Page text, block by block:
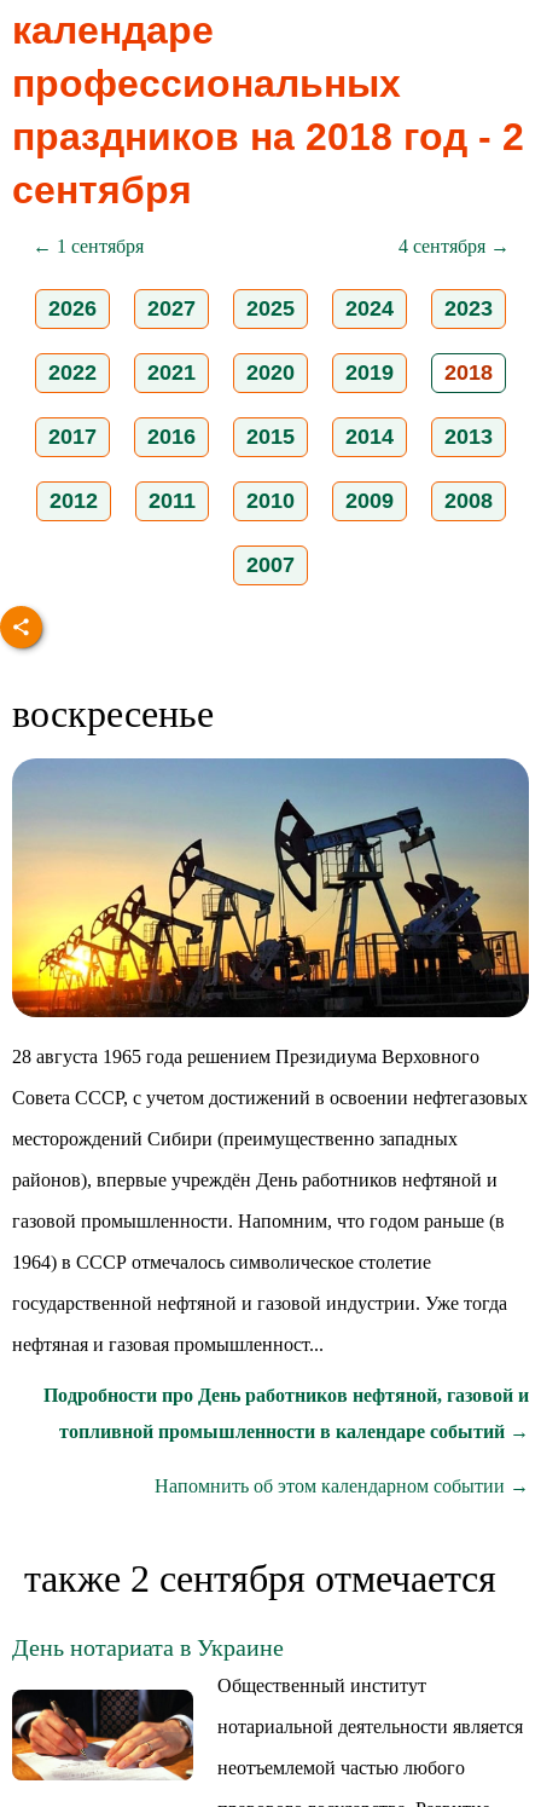
календаре
профессиональных
праздников на 2018 год - 2
сентября
← 1 сентября 4 сентября →
2026 2027 2025 2024 2023
2022 2021 2020 2019 2018
2017 2016 2015 2014 2013
2012 2011 2010 2009 2008
2007
воскресенье
28 августа 1965 года решением Президиума Верховного
Совета СССР, с учетом достижений в освоении нефтегазовых
месторождений Сибири (преимущественно западных
районов), впервые учреждён День работников нефтяной и
газовой промышленности. Напомним, что годом раньше (в
1964) в СССР отмечалось символическое столетие
государственной нефтяной и газовой индустрии. Уже тогда
нефтяная и газовая промышленност...
Подробности про День работников нефтяной, газовой и
топливной промышленности в календаре событий →
Напомнить об этом календарном событии →
также 2 сентября отмечается
День нотариата в Украине
Общественный институт
нотариальной деятельности является
неотъемлемой частью любого